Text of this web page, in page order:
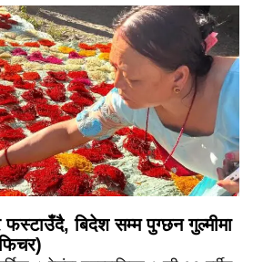
फस्टाउँदै, बिदेश सम्म पुग्छन गुल्मीमा